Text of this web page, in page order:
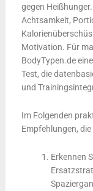
gegen
Achtsamkeit,
Motivation. Für
BodyTypen.de
Test, die
und
Im Folgenden
Empfehlungen,
Erkennen